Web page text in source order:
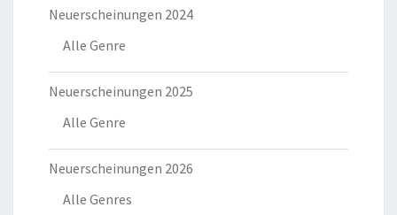
Neuerscheinungen 2024
Alle Genre
Neuerscheinungen 2025
Alle Genre
Neuerscheinungen 2026
Alle Genres